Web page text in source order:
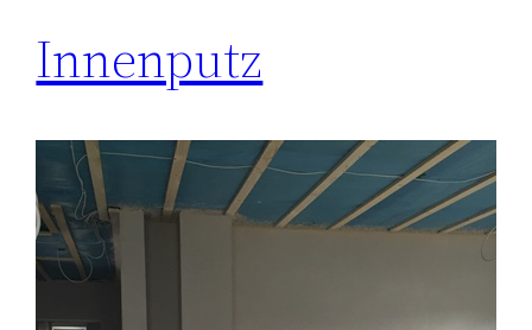
Innenputz